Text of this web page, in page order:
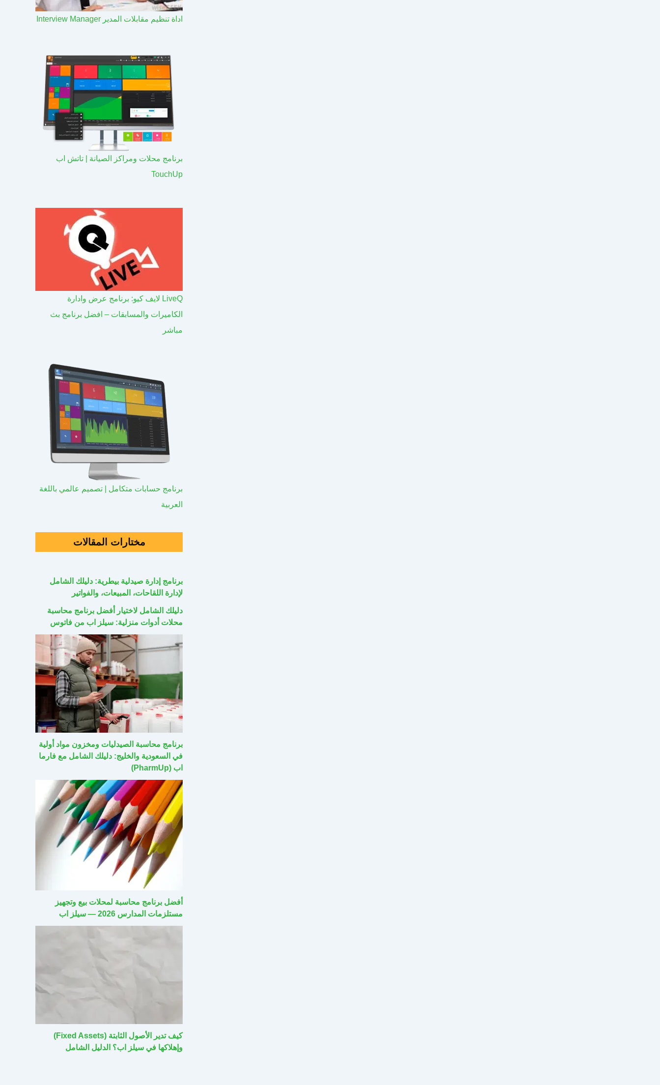
اداة تنظيم مقابلات المدير Interview Manager
برنامج محلات ومراكز الصيانة | تاتش اب
TouchUp
LiveQ لايف كيو: برنامج عرض وادارة
الكاميرات والمسابقات – افضل برنامج بث
مباشر
برنامج حسابات متكامل | تصميم عالمي باللغة
العربية
مختارات المقالات
برنامج إدارة صيدلية بيطرية: دليلك الشامل
لإدارة اللقاحات، المبيعات، والفواتير
دليلك الشامل لاختيار أفضل برنامج محاسبة
محلات أدوات منزلية: سيلز اب من فاتوس
برنامج محاسبة الصيدليات ومخزون مواد أولية
في السعودية والخليج: دليلك الشامل مع فارما
اب (PharmUp)
أفضل برنامج محاسبة لمحلات بيع وتجهيز
مستلزمات المدارس 2026 — سيلز اب
كيف تدير الأصول الثابتة (Fixed Assets)
وإهلاكها في سيلز اب؟ الدليل الشامل